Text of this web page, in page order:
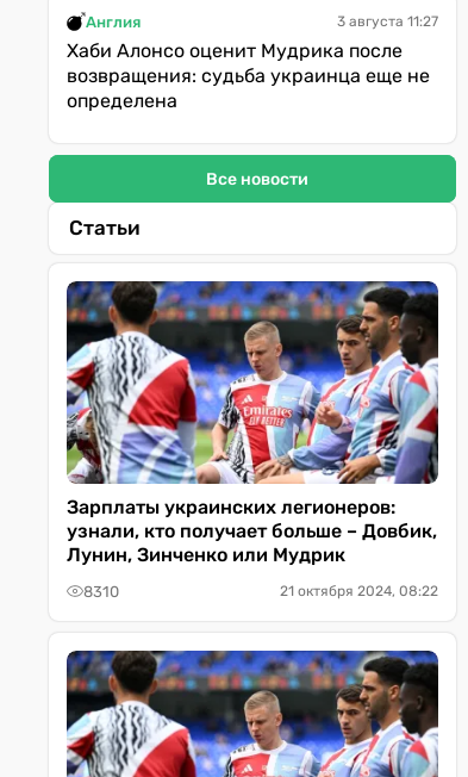
Англия 3 августа 11:27
Хаби Алонсо оценит Мудрика после
возвращения: судьба украинца еще не
определена
Все новости
Статьи
Зарплаты украинских легионеров:
узнали, кто получает больше – Довбик,
Лунин, Зинченко или Мудрик
8310 21 октября 2024, 08:22